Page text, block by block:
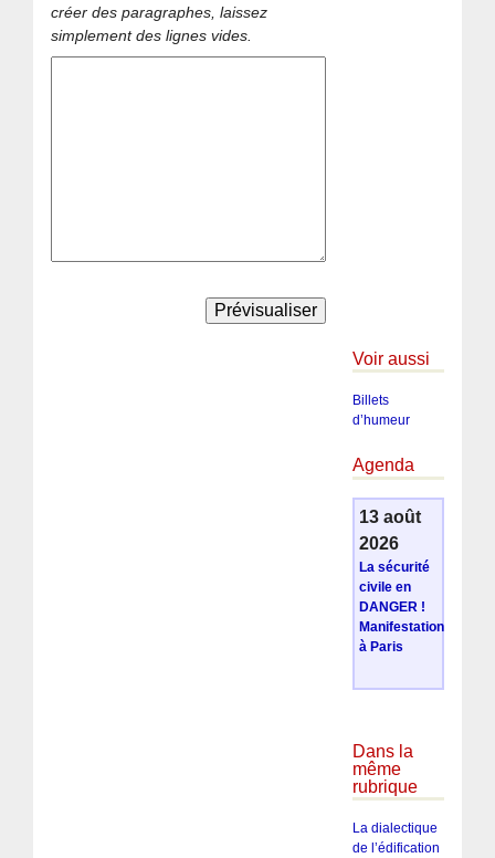
créer des paragraphes, laissez
simplement des lignes vides.
Voir aussi
Billets
d’humeur
Agenda
13 août
2026
La sécurité
civile en
DANGER !
Manifestation
à Paris
Dans la
même
rubrique
La dialectique
de l’édification